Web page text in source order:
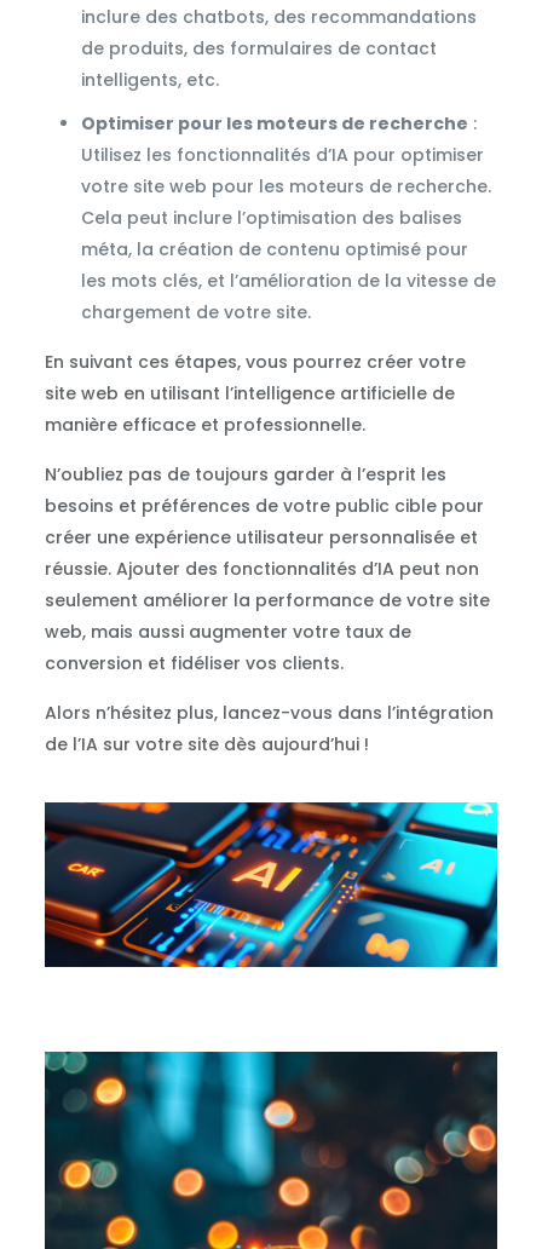
inclure des chatbots, des recommandations
de produits, des formulaires de contact
intelligents, etc.
Optimiser pour les moteurs de recherche :
Utilisez les fonctionnalités d’IA pour optimiser
votre site web pour les moteurs de recherche.
Cela peut inclure l’optimisation des balises
méta, la création de contenu optimisé pour
les mots clés, et l’amélioration de la vitesse de
chargement de votre site.
En suivant ces étapes, vous pourrez créer votre
site web en utilisant l’intelligence artificielle de
manière efficace et professionnelle.
N’oubliez pas de toujours garder à l’esprit les
besoins et préférences de votre public cible pour
créer une expérience utilisateur personnalisée et
réussie. Ajouter des fonctionnalités d’IA peut non
seulement améliorer la performance de votre site
web, mais aussi augmenter votre taux de
conversion et fidéliser vos clients.
Alors n’hésitez plus, lancez-vous dans l’intégration
de l’IA sur votre site dès aujourd’hui !